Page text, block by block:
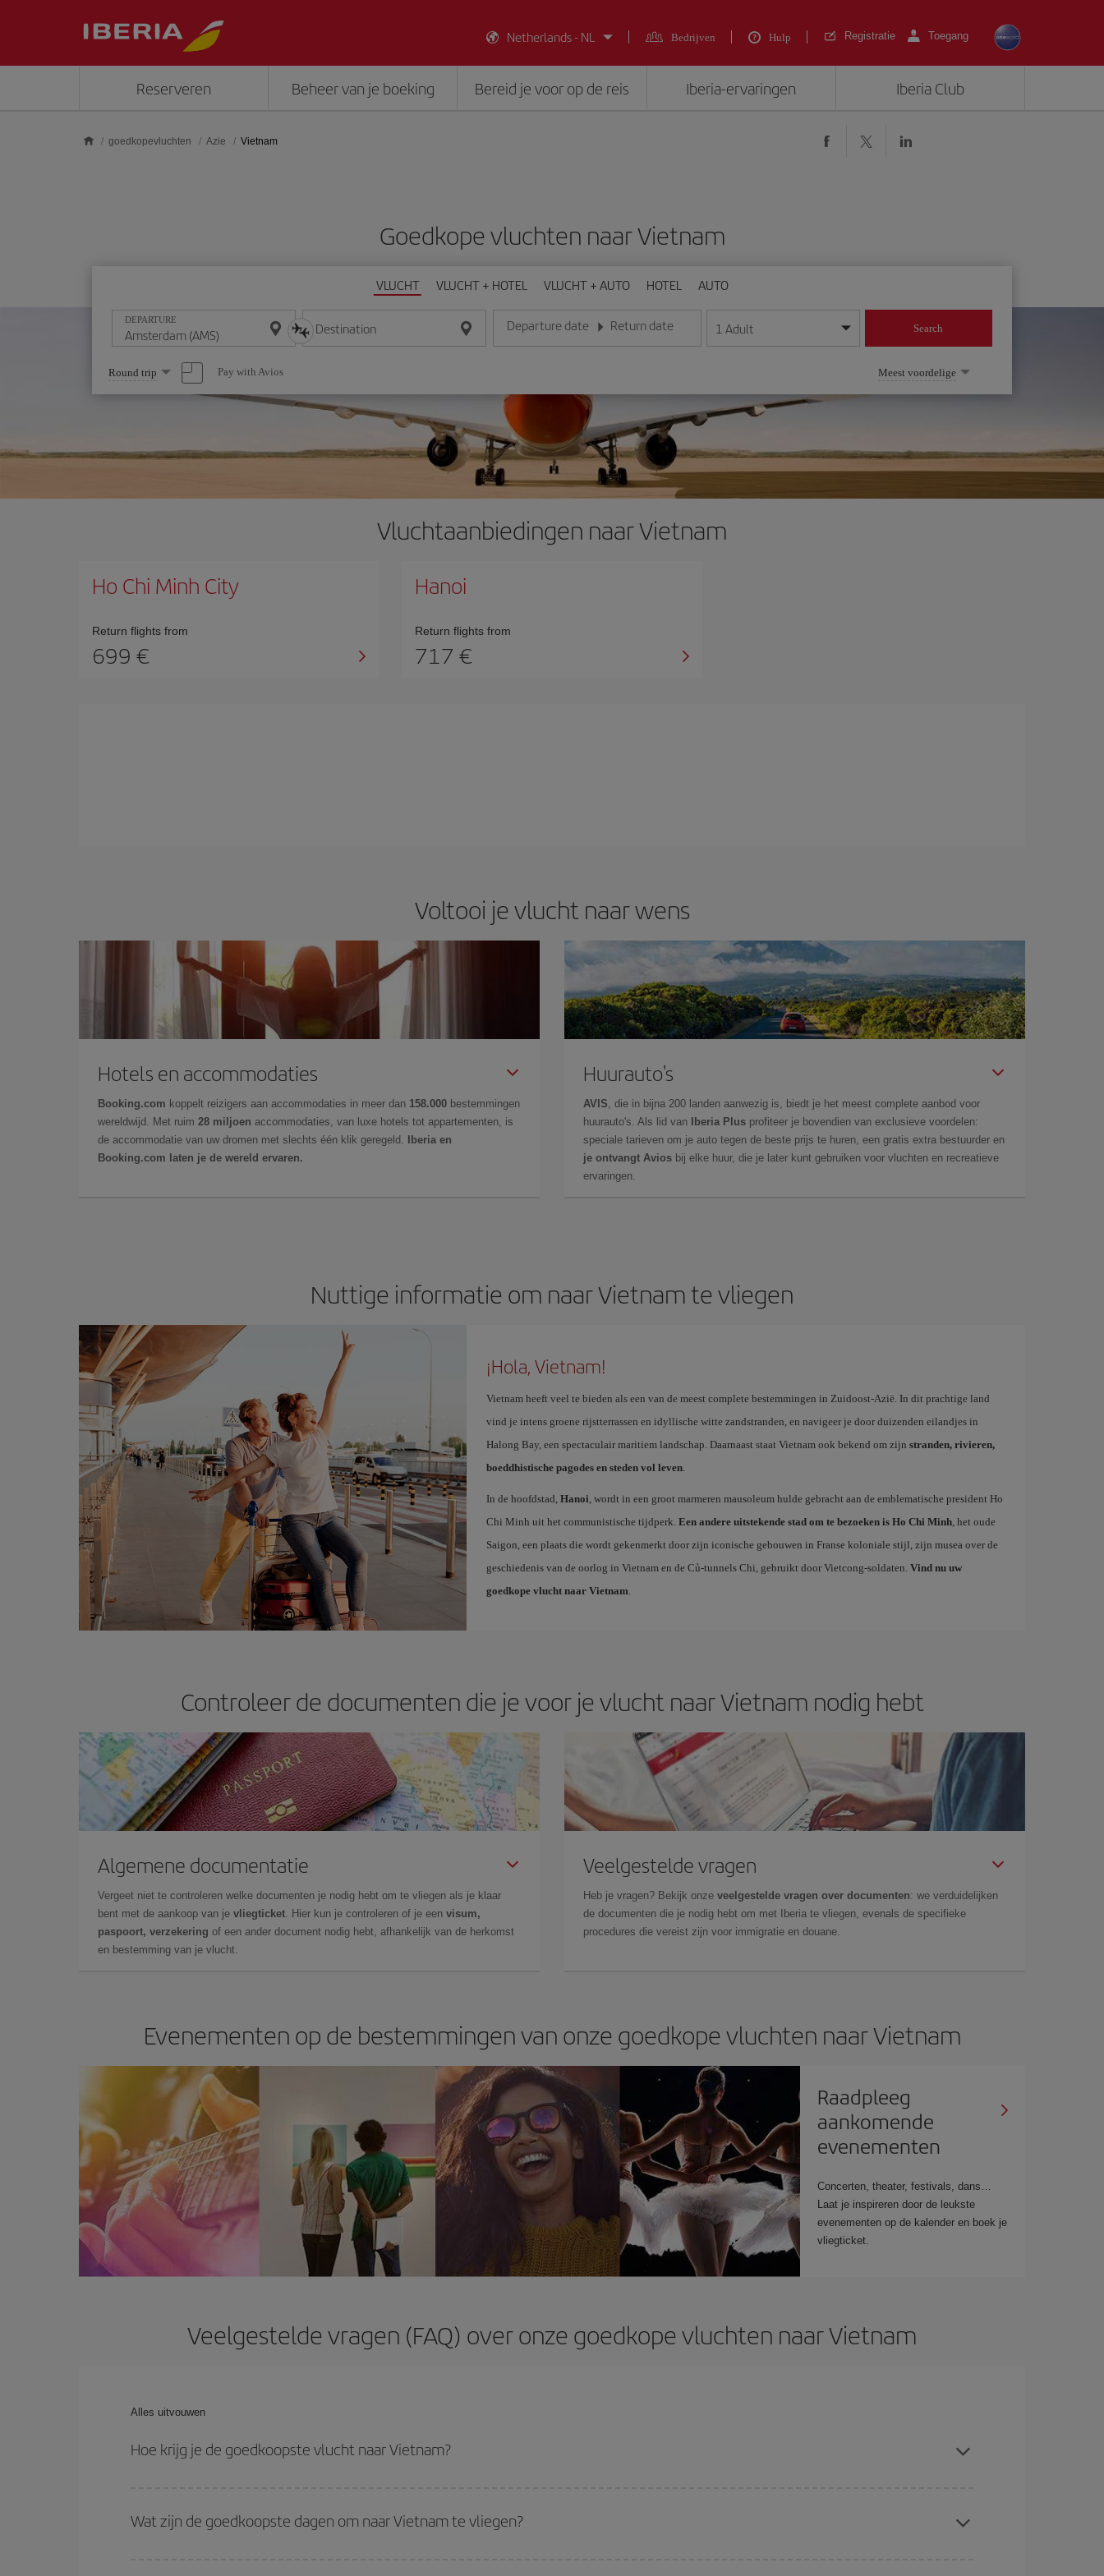
Netherlands - NL
Bedrijven Hulp Registratie Toegang
Reserveren Beheer van je boeking Bereid je voor op de reis Iberia-ervaringen Iberia Club
goedkopevluchten Azie Vietnam
Goedkope vluchten naar Vietnam
VLUCHT VLUCHT + HOTEL VLUCHT + AUTO HOTEL AUTO
DEPARTURE Destination Departure date
Voer de datum in het formaat dag/maand/jaar in
Return date
Voer de datum in het formaat dag/maand/jaar in
1 Adult Search
Select
one
option
Round trip Pay with Avios Meest voordelige
Vluchtaanbiedingen naar Vietnam
Ho Chi Minh City
Return flights from
699 €
Hanoi
Return flights from
717 €
Voltooi je vlucht naar wens
Hotels en accommodaties
Booking.com koppelt reizigers aan accommodaties in meer dan 158.000 bestemmingen
wereldwijd. Met ruim 28 miljoen accommodaties, van luxe hotels tot appartementen, is
de accommodatie van uw dromen met slechts één klik geregeld.
Iberia en
Booking.com laten je de wereld ervaren.
Huurauto's
AVIS , die in bijna 200 landen aanwezig is, biedt je het meest complete aanbod voor
huurauto's. Als lid van
Iberia Plus profiteer je bovendien van exclusieve voordelen:
speciale tarieven om je auto tegen de beste prijs te huren, een gratis extra bestuurder en
je ontvangt Avios bij elke huur, die je later kunt gebruiken voor vluchten en recreatieve
ervaringen.
Nuttige informatie om naar Vietnam te vliegen
¡Hola, Vietnam!
Vietnam heeft veel te bieden als een van de meest complete bestemmingen in Zuidoost-Azië. In dit prachtige land
vind je intens groene rijstterrassen en idyllische witte zandstranden, en navigeer je door duizenden eilandjes in
Halong Bay, een spectaculair maritiem landschap. Daarnaast staat Vietnam ook bekend om zijn stranden, rivieren,
boeddhistische pagodes en steden vol leven.
In de hoofdstad, Hanoi , wordt in een groot marmeren mausoleum hulde gebracht aan de emblematische president Ho
Chi Minh uit het communistische tijdperk. Een andere uitstekende stad om te bezoeken is Ho Chi Minh, het oude
Saigon, een plaats die wordt gekenmerkt door zijn iconische gebouwen in Franse koloniale stijl, zijn musea over de
geschiedenis van de oorlog in Vietnam en de Củ-tunnels Chi, gebruikt door Vietcong-soldaten. Vind nu uw
goedkope vlucht naar Vietnam
Controleer de documenten die je voor je vlucht naar Vietnam nodig hebt
Algemene documentatie
Vergeet niet te controleren welke documenten je nodig hebt om te vliegen als je klaar
bent met de aankoop van je vliegticket . Hier kun je controleren of je een visum,
paspoort, verzekering of een ander document nodig hebt, afhankelijk van de herkomst
en bestemming van je vlucht.
Veelgestelde vragen
Heb je vragen? Bekijk onze veelgestelde vragen over documenten: we verduidelijken
de documenten die je nodig hebt om met Iberia te vliegen, evenals de specifieke
procedures die vereist zijn voor immigratie en douane.
Evenementen op de bestemmingen van onze goedkope vluchten naar Vietnam
Raadpleeg
aankomende
evenementen
Concerten, theater, festivals, dans…
Laat je inspireren door de leukste
evenementen op de kalender en boek je
vliegticket.
Veelgestelde vragen (FAQ) over onze goedkope vluchten naar Vietnam
Alles uitvouwen
Hoe krijg je de goedkoopste vlucht naar Vietnam?
terugvlucht. En als je nog geen specifieke bestemming voor je reis hebt gekozen, bekijk dan onze aanbiedingen en laat je inspireren: je vindt vast en zeker de goedkoopste
Wat zijn de goedkoopste dagen om naar Vietnam te vliegen?